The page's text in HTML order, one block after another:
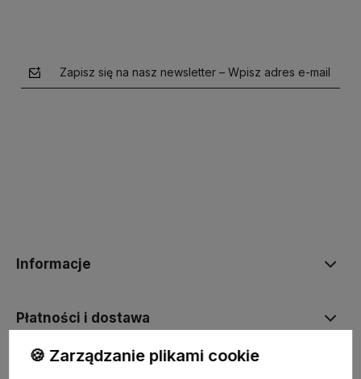
Zapisz się na nasz newsletter – Wpisz adres e-mail
Informacje
Płatności i dostawa
🍪 Zarządzanie plikami cookie